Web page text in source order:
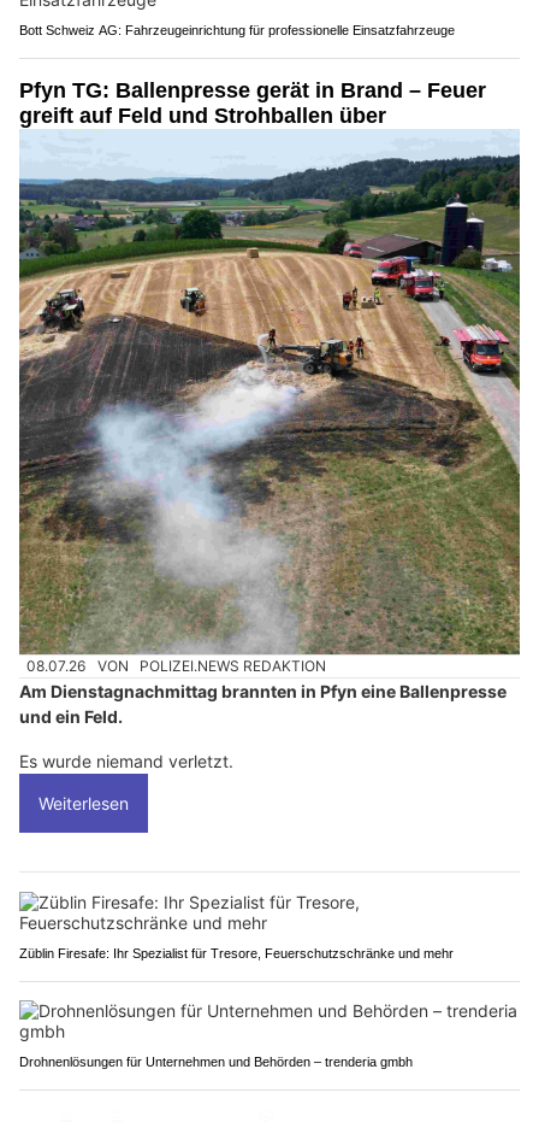
Bott Schweiz AG: Fahrzeugeinrichtung für professionelle Einsatzfahrzeuge
Pfyn TG: Ballenpresse gerät in Brand – Feuer
greift auf Feld und Strohballen über
08.07.26 VON POLIZEI.NEWS REDAKTION
Am Dienstagnachmittag brannten in Pfyn eine Ballenpresse
und ein Feld.
Es wurde niemand verletzt.
Weiterlesen
Züblin Firesafe: Ihr Spezialist für Tresore, Feuerschutzschränke und mehr
Drohnenlösungen für Unternehmen und Behörden – trenderia gmbh